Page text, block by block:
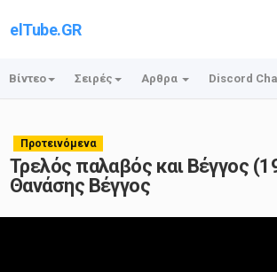
elTube.GR
Βίντεο Σειρές Αρθρα Discord
Προτεινόμενα
Τρελός παλαβός και Βέγγος
Θανάσης Βέγγος